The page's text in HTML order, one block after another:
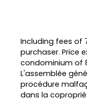
Including fees of
purchaser. Price
condominium of
L'assemblée
procédure
dans la